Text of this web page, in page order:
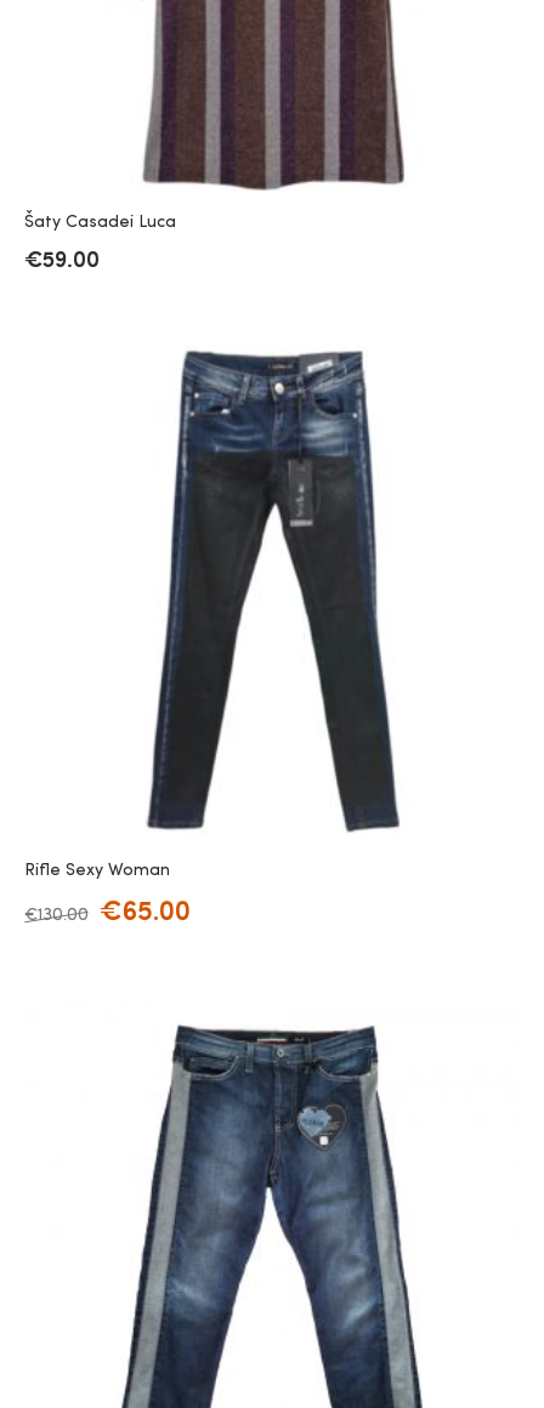
Šaty Casadei Luca
€59.00
Rifle Sexy Woman
€130.00 €65.00